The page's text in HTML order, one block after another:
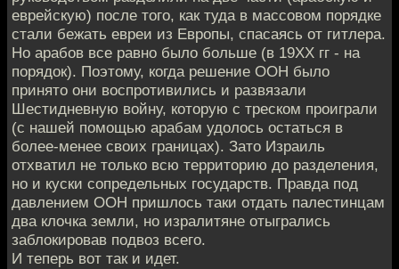
еврейскую) после того, как туда в массовом порядке
стали бежать евреи из Европы, спасаясь от гитлера.
Но арабов все равно было больше (в 19ХХ гг - на
порядок). Поэтому, когда решение ООН было
принято они воспротивились и развязали
Шестидневную войну, которую с треском проиграли
(с нашей помощью арабам удолось остаться в
более-менее своих границах). Зато Израиль
отхватил не только всю территорию до разделения,
но и куски сопредельных государств. Правда под
давлением ООН пришлось таки отдать палестинцам
два клочка земли, но изралитяне отыгрались
заблокировав подвоз всего.
И теперь вот так и идет.